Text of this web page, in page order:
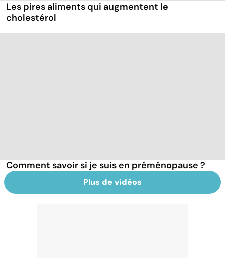
Les pires aliments qui augmentent le
cholestérol
Comment savoir si je suis en préménopause ?
Plus de vidéos